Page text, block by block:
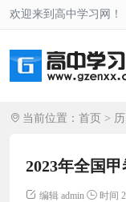
欢迎来到高中学习网！
当前位置： 首页 >
2023年全国
编辑 admin 时间